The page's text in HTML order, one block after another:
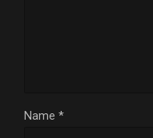
Name *